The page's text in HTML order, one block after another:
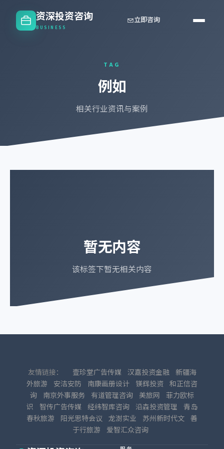
资深投资咨询
BUSINESS
立即咨询
TAG
例如
相关行业资讯与案例
暂无内容
该标签下暂无相关内容
友情链接： 壹珍堂广告传媒 汉嘉投资金融
新疆海
外旅游
安洁安防 南康画册设计 镁辉投资 和正信咨
询
南京外事服务 有道管理咨询 美旅网
菲力欧标
识
智传广告传媒 经纬智库咨询 沿森投资管理
青岛
春秋旅游
阳光思特会议 龙澍实业 苏州新时代文 善
于行旅游
爱智汇众咨询